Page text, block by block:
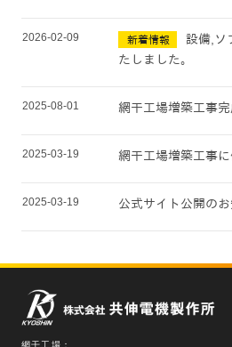
2026-02-09 新着情報
設備,ソ
たしました。
2025-08-01 網干工場増築工事
2025-03-19 網干工場増築工事
2025-03-19 公式サイト公開の